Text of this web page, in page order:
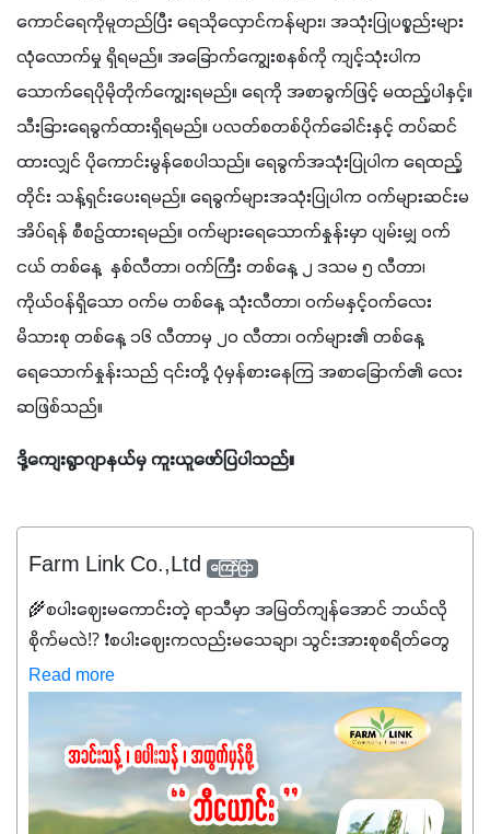
ကောင်ရေကိုမူတည်ပြီး ရေသိုလှောင်ကန်များ၊ အသုံးပြုပစ္စည်းများ
လုံလောက်မှု ရှိရမည်။ အခြောက်ကျွေးစနစ်ကို ကျင့်သုံးပါက
သောက်ရေပိုမိုတိုက်ကျွေးရမည်။ ရေကို အစာခွက်ဖြင့် မထည့်ပါနှင့်။
သီးခြားရေခွက်ထားရှိရမည်။ ပလတ်စတစ်ပိုက်ခေါင်းနှင့် တပ်ဆင်
ထားလျှင် ပိုကောင်းမွန်စေပါသည်။ ရေခွက်အသုံးပြုပါက ရေထည့်
တိုင်း သန့်ရှင်းပေးရမည်။ ရေခွက်များအသုံးပြုပါက ဝက်များဆင်းမ
အိပ်ရန် စီစဉ်ထားရမည်။ ဝက်များရေသောက်နှုန်းမှာ ပျမ်းမျှ ဝက်
ငယ် တစ်နေ့  နှစ်လီတာ၊ ဝက်ကြီး တစ်နေ့ ၂ ဒသမ ၅ လီတာ၊
ကိုယ်ဝန်ရှိသော ဝက်မ တစ်နေ့ သုံးလီတာ၊ ဝက်မနှင့်ဝက်လေး
မိသားစု တစ်နေ့ ၁၆ လီတာမှ ၂၀ လီတာ၊ ဝက်များ၏ တစ်နေ့
ရေသောက်နှုန်းသည် ၎င်းတို့ ပုံမှန်စားနေကြ အစာခြောက်၏ လေး
ဆဖြစ်သည်။
ဒို့ကျေးရွာဂျာနယ်မှ ကူးယူဖော်ပြပါသည်။
Farm Link Co.,Ltd ကြော်ငြာ
🌾စပါးဈေးမကောင်းတဲ့ ရာသီမှာ အမြတ်ကျန်အောင် ဘယ်လို
စိုက်မလဲ⁉️ ❗စပါးဈေးကလည်းမသေချာ၊ သွင်းအားစုစရိတ်တွေ
ကလည်း တက်နေတဲ့ဒီလိုအချိန်မှာ သွင်းအားစုဖိုးကို လျှော့ချပြီး
အထွက်နှုန်းကို ထိန်းထားနိုင်မှ ဦးကြီးတို့ အဆင်ပြေမှာနော် ✔️ဒါ
ကြောင့် ကိုယ်သုံးသမျှ ကိုယ့်အတွက်အကျိုးရစေမယ့်
အရည်အသွေးစိတ်ချရတဲ့ သွင်းအားစုပစ္စည်းတွေကိုပဲ ရွေးချယ်
သုံးသင့်ပါတယ်။
Read more